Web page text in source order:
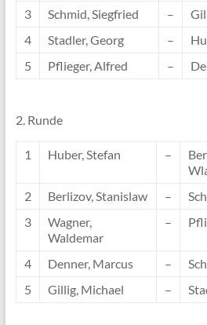
3
Schmid, Siegfried –
4
Stadler, Georg –
5
Pflieger, Alfred –
2. Runde
1 Huber, Stefan –
2 Berlizov, Stanislaw –
3
Wagner,
Waldemar
–
4 Denner, Marcus –
5
Gillig, Michael –